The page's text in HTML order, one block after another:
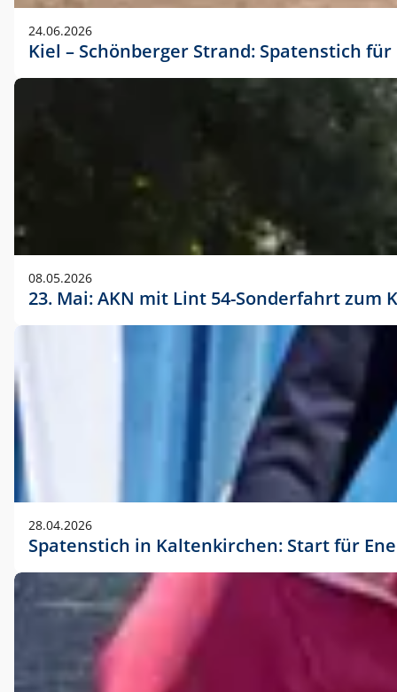
24.06.2026
Kiel – Schönberger Strand: Spatenstich
08.05.2026
23. Mai: AKN mit Lint 54-Sonderfahrt
28.04.2026
Spatenstich in Kaltenkirchen: Start für